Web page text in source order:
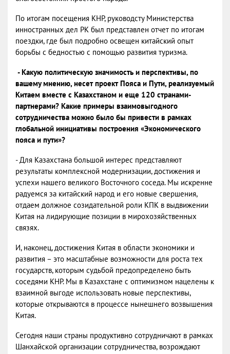
По итогам посещения КНР, руководсту Министерства
инностранных дел РК был представлен отчет по итогам
поездки, где был подробно освещен китайский опыт
борьбы с бедностью с помощью развития туризма.
- Какую политическую значимость и перспективы, по
вашему мнению, несет проект Пояса и Пути, реализуемый
Китаем вместе с Казахстаном и еще 120 странами-
партнерами? Какие примеры взаимовыгодного
сотрудничества можно было бы привести в рамках
глобальной инициативы построения «Экономического
пояса и пути»?
- Для Казахстана большой интерес представляют
результаты комплексной модернизации, достижения и
успехи нашего великого Восточного соседа. Мы искренне
радуемся за китайский народ и его новые свершения,
отдаем должное созидательной роли КПК в выдвижении
Китая на лидирующие позиции в мирохозяйственных
связях.
И, наконец, достижения Китая в области экономики и
развития – это масштабные возможности для роста тех
государств, которым судьбой предопределено быть
соседями КНР. Мы в Казахстане с оптимизмом нацелены к
взаимной выгоде использовать новые перспективы,
которые открываются в процессе нынешнего возвышения
Китая.
Сегодня наши страны продуктивно сотрудничают в рамках
Шанхайской организации сотрудничества, возрождают